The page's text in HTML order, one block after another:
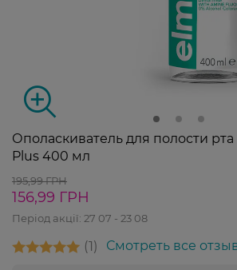
Ополаскиватель для полости
Plus 400 мл
195,99 ГРН
156,99 ГРН
Період акції: 27 07 - 23 08
1 Смотреть все